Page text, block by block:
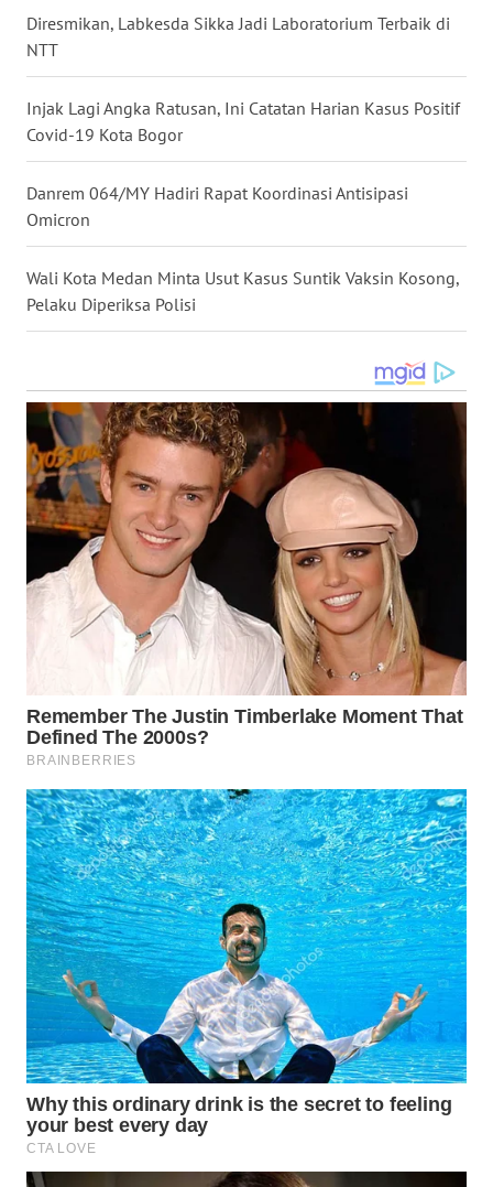
Diresmikan, Labkesda Sikka Jadi Laboratorium Terbaik di
NTT
Injak Lagi Angka Ratusan, Ini Catatan Harian Kasus Positif
Covid-19 Kota Bogor
Danrem 064/MY Hadiri Rapat Koordinasi Antisipasi
Omicron
Wali Kota Medan Minta Usut Kasus Suntik Vaksin Kosong,
Pelaku Diperiksa Polisi
NTB
SULTENG
SULBAR
WN
BABEL
WN
WN
SUMSEL
WN
BENGKULU
WN
LAMPUNG
WN
NUSANTARA
WN
JOGJA
WN
JATIM
WN
WN
WN
KALTENG